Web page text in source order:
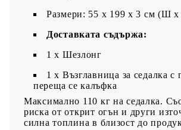
Размери: 55 x 199 x 3 см (Ш
Доставката съдържа:
1 х Шезлонг
1 x Възглавница за седалка с
переща се калъфка
Максимално 110 кг на седалка.
риска от открит огън и други
силна топлина в близост до